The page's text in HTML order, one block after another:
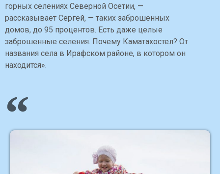
горных селениях Северной Осетии, —
рассказывает Сергей, — таких заброшенных
домов, до 95 процентов. Есть даже целые
заброшенные селения. Почему Каматахостел? От
названия села в Ирафском районе, в котором он
находится».